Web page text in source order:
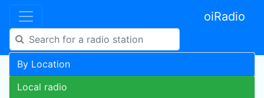
oiRadio
By Location
Local radio